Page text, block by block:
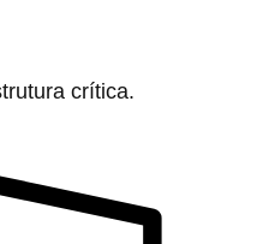
crítica.